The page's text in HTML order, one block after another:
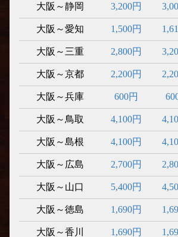
大阪～静岡 3,200円
大阪～愛知 1,500円
大阪～三重 2,800円
大阪～京都 2,200円
大阪～兵庫 600円
大阪～鳥取 4,100円
大阪～島根 4,100円
大阪～広島 2,700円
大阪～山口 5,400円
大阪～徳島 1,690円
大阪～香川 1,690円